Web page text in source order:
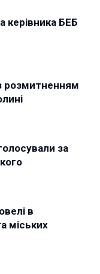
керівника БЕБ
розмитненням
за
в
міських